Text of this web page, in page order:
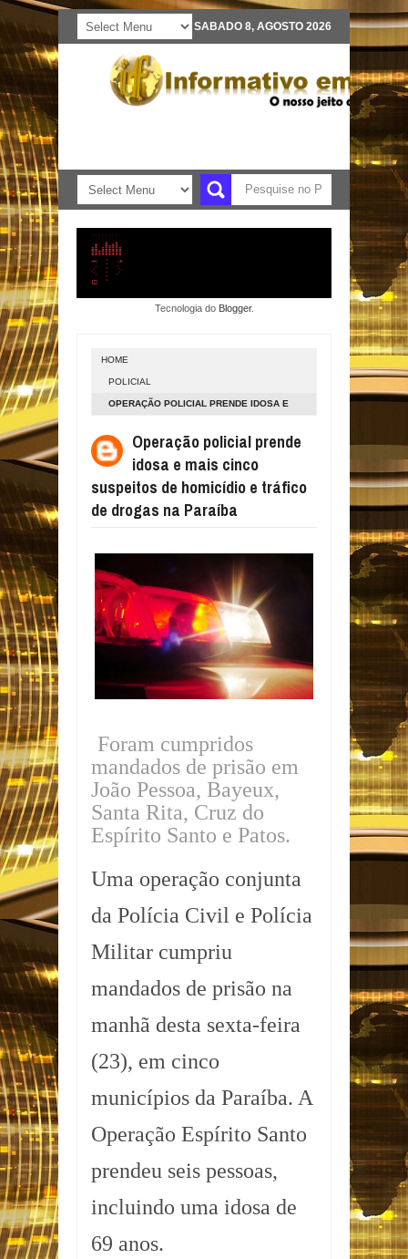
SABADO 8, AGOSTO 2026
Tecnologia do Blogger.
HOME
POLICIAL
OPERAÇÃO POLICIAL PRENDE IDOSA E
TRÁFICO DE DROGAS NA PARAÍBA
Operação policial prende
idosa e mais cinco
suspeitos de homicídio e tráfico
de drogas na Paraíba
Foram cumpridos
mandados de prisão em
João Pessoa, Bayeux,
Santa Rita, Cruz do
Espírito Santo e Patos.
Uma operação conjunta
da Polícia Civil e Polícia
Militar cumpriu
mandados de prisão na
manhã desta sexta-feira
(23), em cinco
municípios da Paraíba. A
Operação Espírito Santo
prendeu seis pessoas,
incluindo uma idosa de
69 anos.